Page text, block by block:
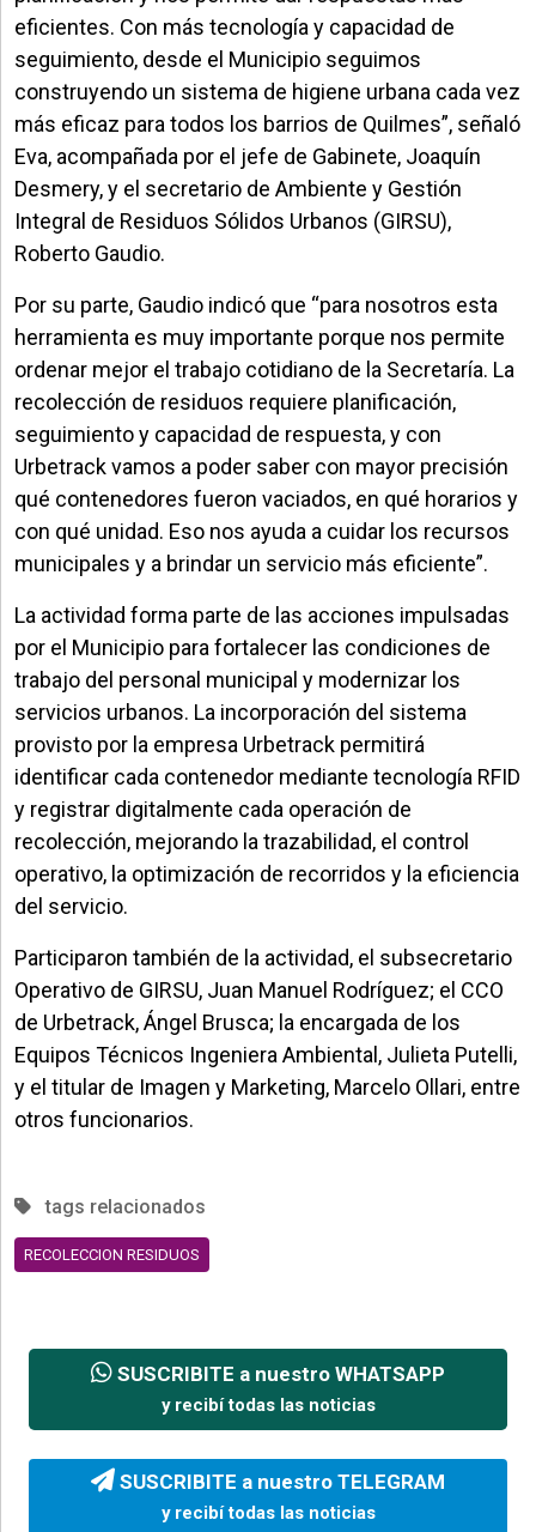
eficientes. Con más tecnología y capacidad de
seguimiento, desde el Municipio seguimos
construyendo un sistema de higiene urbana cada vez
más eficaz para todos los barrios de Quilmes”, señaló
Eva, acompañada por el jefe de Gabinete, Joaquín
Desmery, y el secretario de Ambiente y Gestión
Integral de Residuos Sólidos Urbanos (GIRSU),
Roberto Gaudio.
Por su parte, Gaudio indicó que “para nosotros esta
herramienta es muy importante porque nos permite
ordenar mejor el trabajo cotidiano de la Secretaría. La
recolección de residuos requiere planificación,
seguimiento y capacidad de respuesta, y con
Urbetrack vamos a poder saber con mayor precisión
qué contenedores fueron vaciados, en qué horarios y
con qué unidad. Eso nos ayuda a cuidar los recursos
municipales y a brindar un servicio más eficiente”.
La actividad forma parte de las acciones impulsadas
por el Municipio para fortalecer las condiciones de
trabajo del personal municipal y modernizar los
servicios urbanos. La incorporación del sistema
provisto por la empresa Urbetrack permitirá
identificar cada contenedor mediante tecnología RFID
y registrar digitalmente cada operación de
recolección, mejorando la trazabilidad, el control
operativo, la optimización de recorridos y la eficiencia
del servicio.
Participaron también de la actividad, el subsecretario
Operativo de GIRSU, Juan Manuel Rodríguez; el CCO
de Urbetrack, Ángel Brusca; la encargada de los
Equipos Técnicos Ingeniera Ambiental, Julieta Putelli,
y el titular de Imagen y Marketing, Marcelo Ollari, entre
otros funcionarios.
tags relacionados
RECOLECCION RESIDUOS
SUSCRIBITE a nuestro WHATSAPP
y recibí todas las noticias
SUSCRIBITE a nuestro TELEGRAM
y recibí todas las noticias